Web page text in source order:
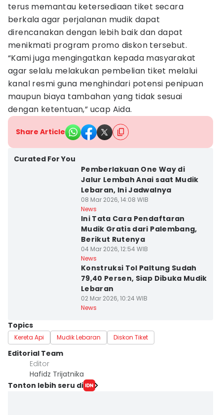
terus memantau ketersediaan tiket secara
berkala agar perjalanan mudik dapat
direncanakan dengan lebih baik dan dapat
menikmati program promo diskon tersebut.
“Kami juga mengingatkan kepada masyarakat
agar selalu melakukan pembelian tiket melalui
kanal resmi guna menghindari potensi penipuan
maupun biaya tambahan yang tidak sesuai
dengan ketentuan,” ucap Aida.
Share Article
Curated For You
Pemberlakuan One Way di
Jalur Lembah Anai saat Mudik
Lebaran, Ini Jadwalnya
08 Mar 2026, 14:08 WIB
News
Ini Tata Cara Pendaftaran
Mudik Gratis dari Palembang,
Berikut Rutenya
04 Mar 2026, 12:54 WIB
News
Konstruksi Tol Paltung Sudah
79,40 Persen, Siap Dibuka Mudik
Lebaran
02 Mar 2026, 10:24 WIB
News
Topics
Kereta Api Mudik Lebaran Diskon Tiket
Editorial Team
Editor
Hafidz Trijatnika
Tonton lebih seru di